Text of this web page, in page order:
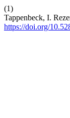
(1)
Tappenbeck, I.
https://doi.org/